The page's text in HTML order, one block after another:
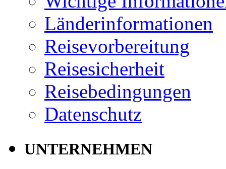
Länderinformationen
Reisevorbereitung
Reisesicherheit
Reisebedingungen
Datenschutz
UNTERNEHMEN